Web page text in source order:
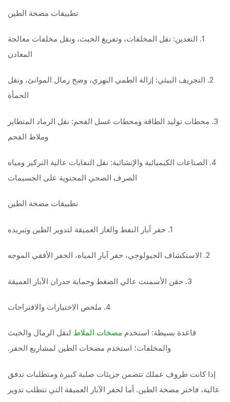
تطبيقات مضخة الطين
1. التعدين: نقل المخلفات، وتفريغ الخبث، ونقل مخلفات معالجة
المعادن
2. التجريف البيئي: إزالة الطمي النهري، وضخ رمال الموانئ، ونقل
الحمأة
3. محطات توليد الطاقة ومحطات غسل الفحم: نقل الرماد المتطاير
وملاط الفحم
4. الصناعات الكيميائية والإنشائية: نقل النفايات عالية التركيز ومياه
الصرف الصحي المحتوية على الجسيمات
تطبيقات مضخة الطين
1. حفر آبار النفط والغاز العميقة لتدوير الطين وتبريده
2. الاستكشاف الجيولوجي، حفر آبار المياه، الحفر الأفقي الموجه
3. حقن الأسمنت عالي الضغط وحماية جدران الآبار العميقة
4. ملخص الاختيارات والاقتراحات
قاعدة بسيطة: استخدم مضخات الملاط لنقل الرمال والخبث
والمخلفات؛ استخدم مضخات الطين لمشاريع الحفر.
إذا كانت ظروف عملك تتضمن جزيئات صلبة كبيرة ومتطلبات تدفق
عالية، فاختر مضخة الطين. أما لحفر الآبار العميقة التي تتطلب تدوير